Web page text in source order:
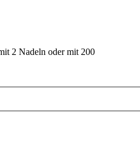
2 Nadeln oder mit 200